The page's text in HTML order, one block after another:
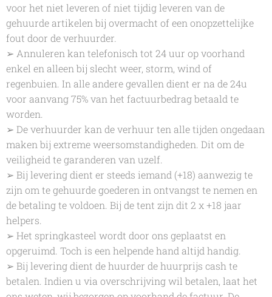
voor het niet leveren of niet tijdig leveren van de
gehuurde artikelen bij overmacht of een onopzettelijke
fout door de verhuurder.
➢ Annuleren kan telefonisch tot 24 uur op voorhand
enkel en alleen bij slecht weer, storm, wind of
regenbuien. In alle andere gevallen dient er na de 24u
voor aanvang 75% van het factuurbedrag betaald te
worden.
➢ De verhuurder kan de verhuur ten alle tijden ongedaan
maken bij extreme weersomstandigheden. Dit om de
veiligheid te garanderen van uzelf.
➢ Bij levering dient er steeds iemand (+18) aanwezig te
zijn om te gehuurde goederen in ontvangst te nemen en
de betaling te voldoen. Bij de tent zijn dit 2 x +18 jaar
helpers.
➢ Het springkasteel wordt door ons geplaatst en
opgeruimd. Toch is een helpende hand altijd handig.
➢ Bij levering dient de huurder de huurprijs cash te
betalen. Indien u via overschrijving wil betalen, laat het